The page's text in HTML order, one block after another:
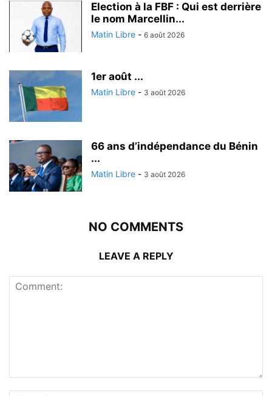
Election à la FBF : Qui est derrière
le nom Marcellin...
Matin Libre - 6 août 2026
1er août ...
Matin Libre - 3 août 2026
66 ans d’indépendance du Bénin
...
Matin Libre - 3 août 2026
NO COMMENTS
LEAVE A REPLY